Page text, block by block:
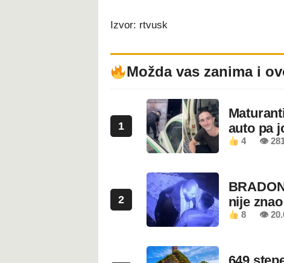
Izvor: rtvusk
Možda vas zanima i
1
auto pa
4 👁
2
nije
8 👁